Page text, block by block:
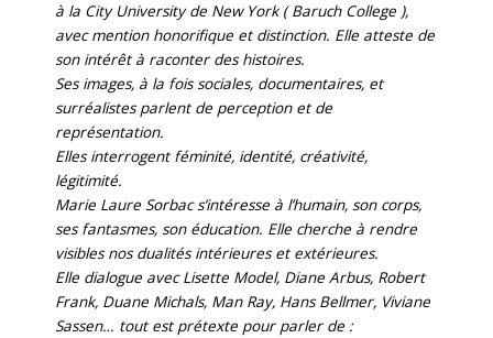
à la City University de New York ( Baruch College ),
avec mention honorifique et distinction. Elle atteste de
son intérêt à raconter des histoires.
Ses images, à la fois sociales, documentaires, et
surréalistes parlent de perception et de
représentation.
Elles interrogent féminité, identité, créativité,
légitimité.
Marie Laure Sorbac s’intéresse à l’humain, son corps,
ses fantasmes, son éducation. Elle cherche à rendre
visibles nos dualités intérieures et extérieures.
Elle dialogue avec Lisette Model, Diane Arbus, Robert
Frank, Duane Michals, Man Ray, Hans Bellmer, Viviane
Sassen… tout est prétexte pour parler de :